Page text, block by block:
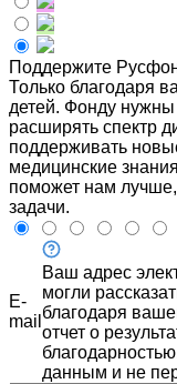
Поддержите
Только благодаря
детей. Фонду
расширять спектр
поддерживать
медицинские
поможет нам
задачи.
E-
mail
Ваш адрес
могли
благодаря
отчет о
данным и не